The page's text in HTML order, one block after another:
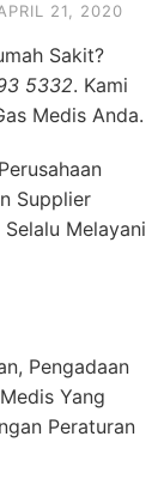
21, 2020
Sakit?
5332. Kami
Medis Anda.
Supplier
Melayani
Pengadaan
Yang
Peraturan